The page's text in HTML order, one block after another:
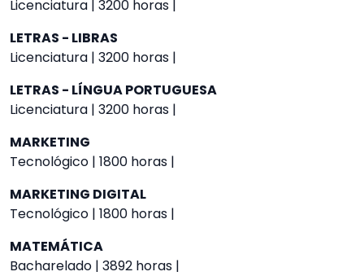
Licenciatura | 3200 horas |
LETRAS - LIBRAS
Licenciatura | 3200 horas |
LETRAS - LÍNGUA PORTUGUESA
Licenciatura | 3200 horas |
MARKETING
Tecnológico | 1800 horas |
MARKETING DIGITAL
Tecnológico | 1800 horas |
MATEMÁTICA
Bacharelado | 3892 horas |